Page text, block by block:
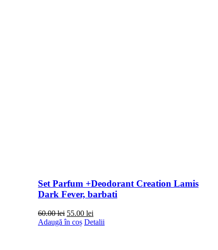
Set Parfum +Deodorant Creation Lamis
Dark Fever, barbati
60.00lei Prețul
inițial
55.00 leiPrețul
curent
Adaugă în coș Detalii